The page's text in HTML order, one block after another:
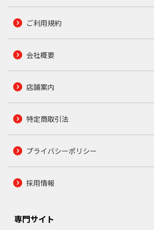
ご利用規約
会社概要
店舗案内
特定商取引法
プライバシーポリシー
採用情報
専門サイト